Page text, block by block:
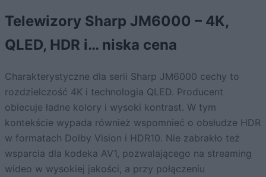
Telewizory Sharp JM6000 – 4K,
QLED, HDR i… niska cena
Charakterystyczne dla serii Sharp JM6000 cechy to
rozdzielczość 4K i technologia QLED. Producent
obiecuje ładne kolory i wysoki kontrast. W tym
kontekście wypada również wspomnieć o obsłudze HDR
w formatach Dolby Vision i HDR10. Nie zabrakło też
wsparcia dla kodeka AV1, pozwalającego na streaming
wideo w wysokiej jakości, a przy połączeniu